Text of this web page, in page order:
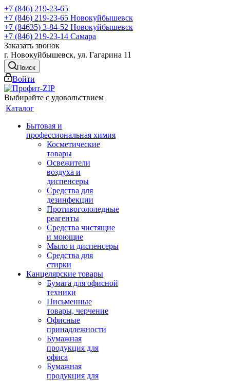
+7 (846) 219-23-65
+7 (846) 219-23-65 Новокуйбышевск
+7 (84635) 3-84-52 Новокуйбышевск
+7 (846) 219-23-14 Самара
Заказать звонок
г. Новокуйбышевск, ул. Гагарина 11
Поиск
Войти
Выбирайте с удовольствием
Каталог
Бытовая и
профессиональная химия
Косметические
товары
Освежители
воздуха и
диспенсеры
Средства для
дезинфекции
Противогололедные
реагенты
Средства чистящие
и моющие
Мыло и диспенсеры
Средства для
стирки
Канцелярские товары
Бумага для офисной
техники
Письменные
товары, черчение
Офисные
принадлежности
Бумажная
продукция для
офиса
Бумажная
продукция для